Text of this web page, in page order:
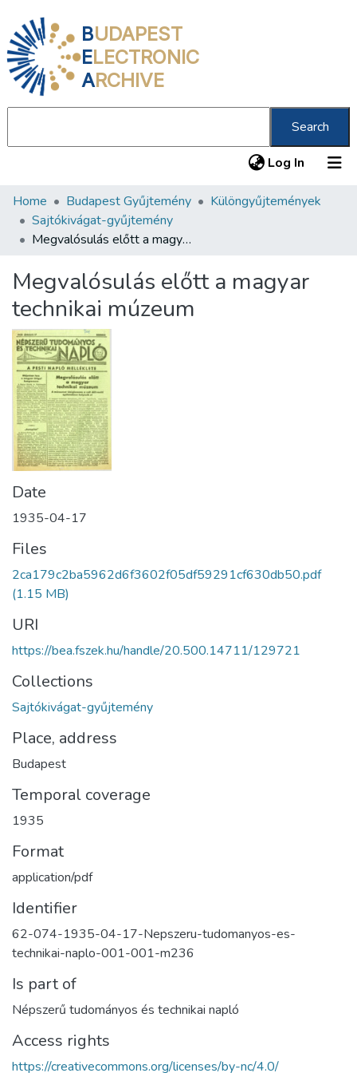
BUDAPEST
ELECTRONIC
ARCHIVE
Search
Log In (current)
Communities & Collections
All of DSpace
About us
Home Budapest Gyűjtemény
Különgyűjtemények
Sajtókivágat-gyűjtemény
Megvalósulás előtt a magyar technikai múzeum
Megvalósulás előtt a magyar
technikai múzeum
Date
1935-04-17
Files
2ca179c2ba5962d6f3602f05df59291cf630db50.pdf
(1.15 MB)
URI
https://bea.fszek.hu/handle/20.500.14711/129721
Collections
Sajtókivágat-gyűjtemény
Place, address
Budapest
Temporal coverage
1935
Format
application/pdf
Identifier
62-074-1935-04-17-Nepszeru-tudomanyos-es-
technikai-naplo-001-001-m236
Is part of
Népszerű tudományos és technikai napló
Access rights
https://creativecommons.org/licenses/by-nc/4.0/